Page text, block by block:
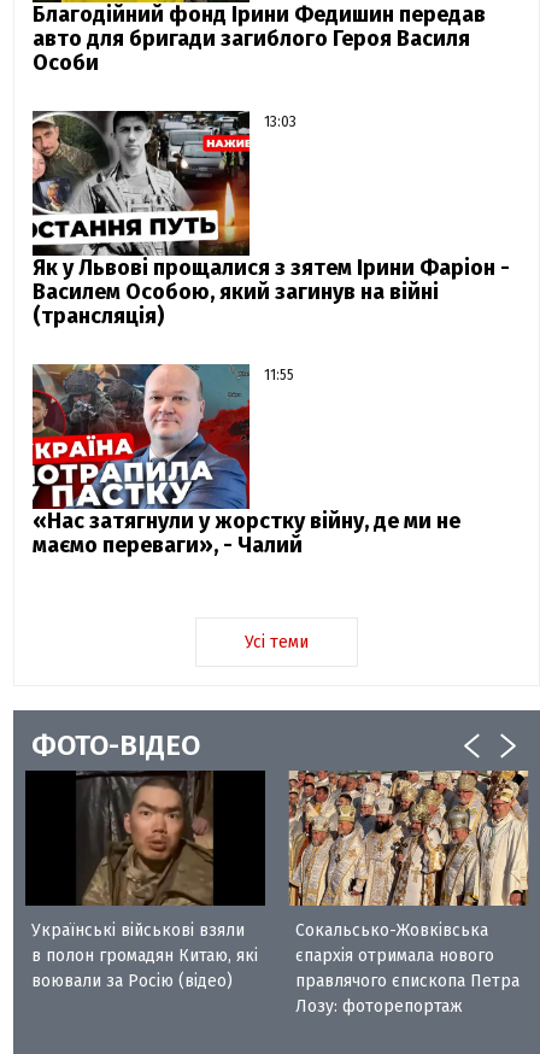
Благодійний фонд Ірини Федишин передав
авто для бригади загиблого Героя Василя
Особи
13:03
Як у Львові прощалися з зятем Ірини Фаріон -
Василем Особою, який загинув на війні
(трансляція)
11:55
«Нас затягнули у жорстку війну, де ми не
маємо переваги», - Чалий
Усі теми
ФОТО-ВІДЕО
Українські військові взяли
в полон громадян Китаю, які
воювали за Росію (відео)
Сокальсько-Жовківська
єпархія отримала нового
правлячого єпископа Петра
Лозу: фоторепортаж